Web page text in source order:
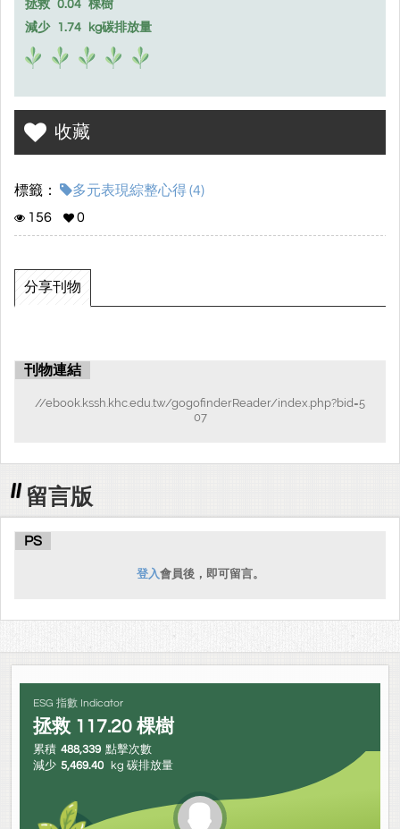
拯救 0.04 棵樹
減少
1.74 kg碳排放量
收藏
標籤：
多元表現綜整心得 (4)
156
0
分享刊物
刊物連結
//ebook.kssh.khc.edu.tw/gogofinderReader/index.php?bid=5
07
留言版
PS
登入會員後，即可留言。
ESG 指數 Indicator
拯救 117.20 棵樹
累積 488,339 點擊次數
減少 5,469.40 kg 碳排放量